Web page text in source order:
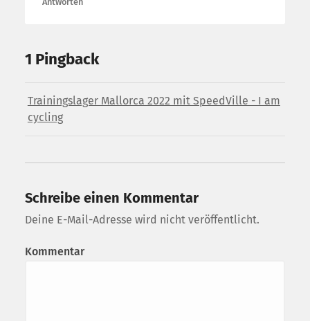
1 Pingback
Trainingslager Mallorca 2022 mit SpeedVille - I am
cycling
Schreibe einen Kommentar
Deine E-Mail-Adresse wird nicht veröffentlicht.
Kommentar